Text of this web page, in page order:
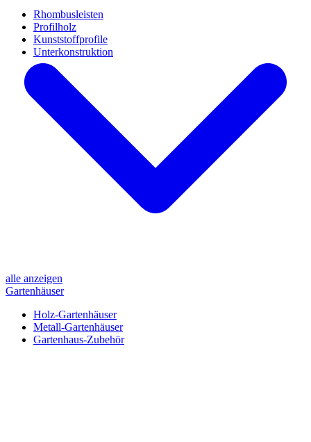
alle anzeigen
Gartenhäuser
Holz-Gartenhäuser
Metall-Gartenhäuser
Gartenhaus-Zubehör
Rhombusleisten
Profilholz
Kunststoffprofile
Unterkonstruktion